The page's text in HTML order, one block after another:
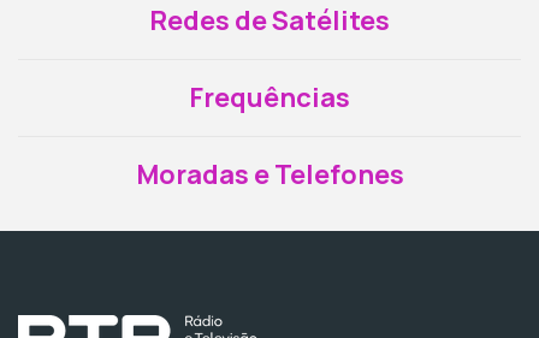
Redes de Satélites
Frequências
Moradas e Telefones